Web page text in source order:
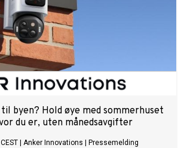
byen? Hold øye med sommerhuset
du er, uten månedsavgifter
Anker Innovations Pressemelding